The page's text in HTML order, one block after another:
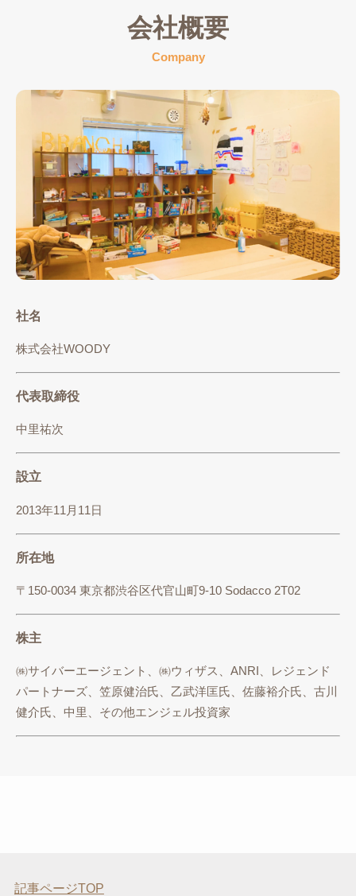
会社概要
Company
社名
株式会社WOODY
代表取締役
中里祐次
設立
2013年11月11日
所在地
〒150-0034 東京都渋谷区代官山町9-10 Sodacco 2T02
株主
㈱サイバーエージェント、㈱ウィザス、ANRI、レジェンド
パートナーズ、笠原健治氏、乙武洋匡氏、佐藤裕介氏、古川
健介氏、中里、その他エンジェル投資家
記事ページTOP